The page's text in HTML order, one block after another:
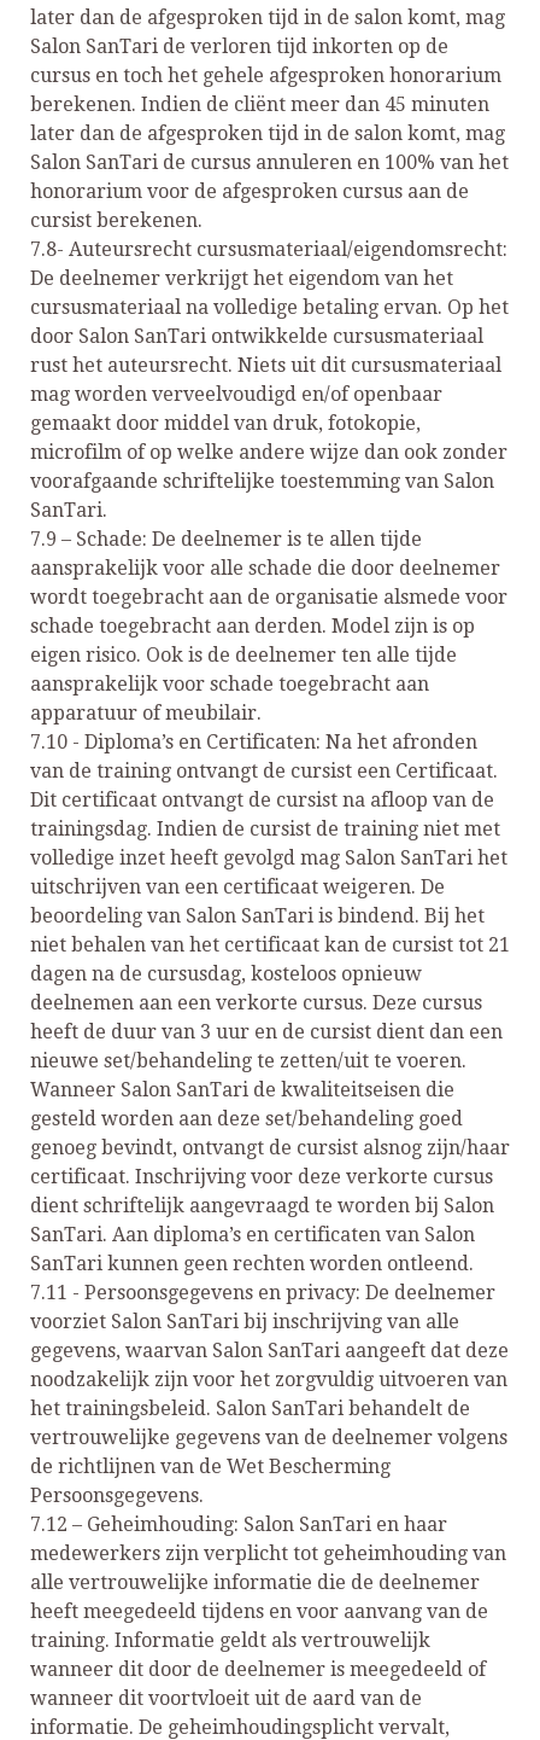
later dan de afgesproken tijd in de salon komt, mag
Salon SanTari de verloren tijd inkorten op de
cursus en toch het gehele afgesproken honorarium
berekenen. Indien de cliënt meer dan 45 minuten
later dan de afgesproken tijd in de salon komt, mag
Salon SanTari de cursus annuleren en 100% van het
honorarium voor de afgesproken cursus aan de
cursist berekenen.
7.8- Auteursrecht cursusmateriaal/eigendomsrecht:
De deelnemer verkrijgt het eigendom van het
cursusmateriaal na volledige betaling ervan. Op het
door Salon SanTari ontwikkelde cursusmateriaal
rust het auteursrecht. Niets uit dit cursusmateriaal
mag worden verveelvoudigd en/of openbaar
gemaakt door middel van druk, fotokopie,
microfilm of op welke andere wijze dan ook zonder
voorafgaande schriftelijke toestemming van Salon
SanTari.
7.9 – Schade: De deelnemer is te allen tijde
aansprakelijk voor alle schade die door deelnemer
wordt toegebracht aan de organisatie alsmede voor
schade toegebracht aan derden. Model zijn is op
eigen risico. Ook is de deelnemer ten alle tijde
aansprakelijk voor schade toegebracht aan
apparatuur of meubilair.
7.10 - Diploma’s en Certificaten: Na het afronden
van de training ontvangt de cursist een Certificaat.
Dit certificaat ontvangt de cursist na afloop van de
trainingsdag. Indien de cursist de training niet met
volledige inzet heeft gevolgd mag Salon SanTari het
uitschrijven van een certificaat weigeren. De
beoordeling van Salon SanTari is bindend. Bij het
niet behalen van het certificaat kan de cursist tot 21
dagen na de cursusdag, kosteloos opnieuw
deelnemen aan een verkorte cursus. Deze cursus
heeft de duur van 3 uur en de cursist dient dan een
nieuwe set/behandeling te zetten/uit te voeren.
Wanneer Salon SanTari de kwaliteitseisen die
gesteld worden aan deze set/behandeling goed
genoeg bevindt, ontvangt de cursist alsnog zijn/haar
certificaat. Inschrijving voor deze verkorte cursus
dient schriftelijk aangevraagd te worden bij Salon
SanTari. Aan diploma’s en certificaten van Salon
SanTari kunnen geen rechten worden ontleend.
7.11 - Persoonsgegevens en privacy: De deelnemer
voorziet Salon SanTari bij inschrijving van alle
gegevens, waarvan Salon SanTari aangeeft dat deze
noodzakelijk zijn voor het zorgvuldig uitvoeren van
het trainingsbeleid. Salon SanTari behandelt de
vertrouwelijke gegevens van de deelnemer volgens
de richtlijnen van de Wet Bescherming
Persoonsgegevens.
7.12 – Geheimhouding: Salon SanTari en haar
medewerkers zijn verplicht tot geheimhouding van
alle vertrouwelijke informatie die de deelnemer
heeft meegedeeld tijdens en voor aanvang van de
training. Informatie geldt als vertrouwelijk
wanneer dit door de deelnemer is meegedeeld of
wanneer dit voortvloeit uit de aard van de
informatie. De geheimhoudingsplicht vervalt,